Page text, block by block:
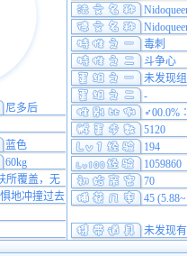
毒刺
斗争心
未发现组
-
5120
194
1059860
70
45
未发现
尼多后
蓝色
60kg
所覆盖，无
地冲撞过去